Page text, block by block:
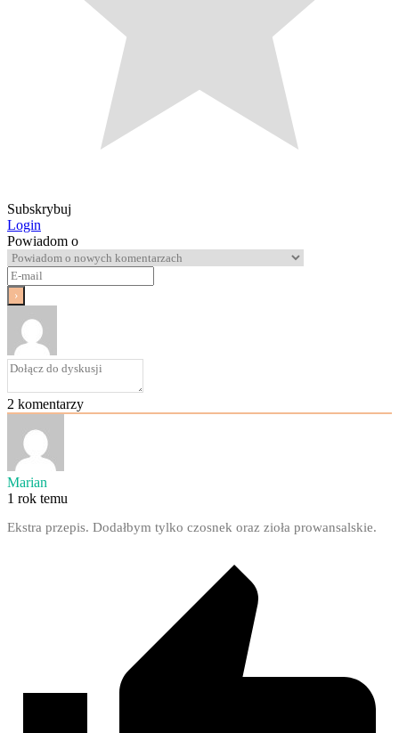
Subskrybuj
Login
Powiadom o
2 komentarzy
Marian
1 rok temu
Ekstra przepis. Dodałbym tylko czosnek oraz zioła prowansalskie.